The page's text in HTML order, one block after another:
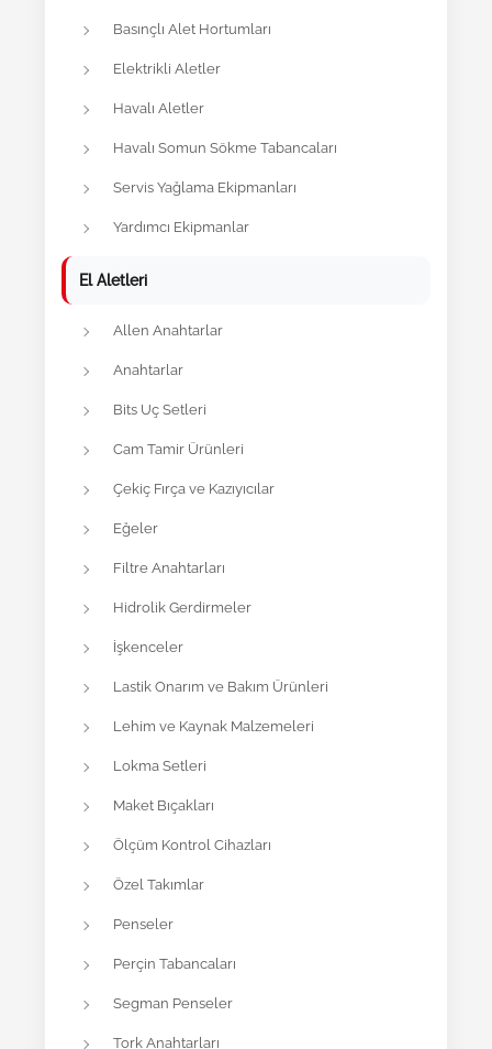
Basınçlı Alet Hortumları
Elektrikli Aletler
Havalı Aletler
Havalı Somun Sökme Tabancaları
Servis Yağlama Ekipmanları
Yardımcı Ekipmanlar
El Aletleri
Allen Anahtarlar
Anahtarlar
Bits Uç Setleri
Cam Tamir Ürünleri
Çekiç Fırça ve Kazıyıcılar
Eğeler
Filtre Anahtarları
Hidrolik Gerdirmeler
İşkenceler
Lastik Onarım ve Bakım Ürünleri
Lehim ve Kaynak Malzemeleri
Lokma Setleri
Maket Bıçakları
Ölçüm Kontrol Cihazları
Özel Takımlar
Penseler
Perçin Tabancaları
Segman Penseler
Tork Anahtarları